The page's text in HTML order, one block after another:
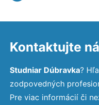
Kontaktujte
Studniar Dúbravka?
zodpovedných
Pre viac informácií či